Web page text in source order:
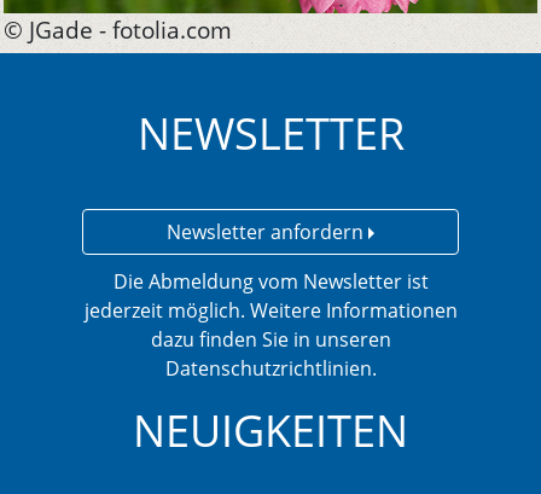
© JGade - fotolia.com
NEWSLETTER
Newsletter anfordern
Die Abmeldung vom Newsletter ist
jederzeit möglich. Weitere Informationen
dazu finden Sie in unseren
Datenschutzrichtlinien.
NEUIGKEITEN